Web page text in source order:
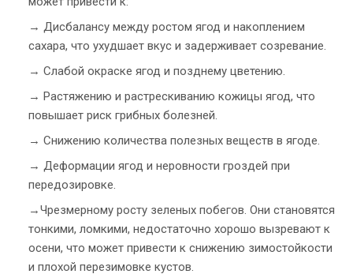
→ Дисбалансу между ростом ягод и накоплением
сахара, что ухудшает вкус и задерживает созревание.
→ Слабой окраске ягод и позднему цветению.
→ Растяжению и растрескиванию кожицы ягод, что
повышает риск грибных болезней.
→ Снижению количества полезных веществ в ягоде.
→ Деформации ягод и неровности гроздей при
передозировке.
→Чрезмерному росту зеленых побегов. Они становятся
тонкими, ломкими, недостаточно хорошо вызревают к
осени, что может привести к снижению зимостойкости
и плохой перезимовке кустов.